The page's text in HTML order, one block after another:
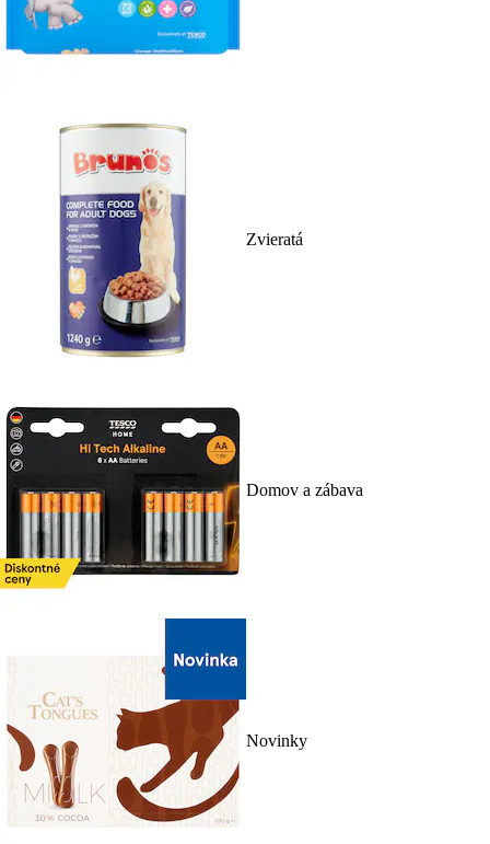
Zvieratá
Domov a zábava
Novinky